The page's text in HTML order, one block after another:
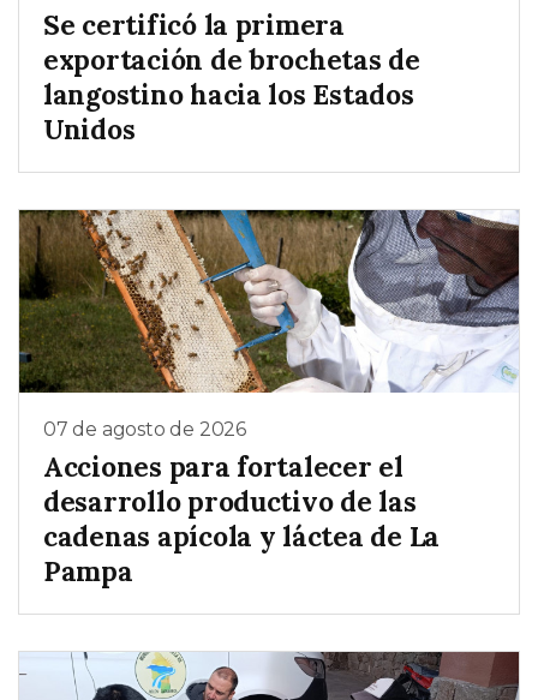
Se certificó la primera
exportación de brochetas de
langostino hacia los Estados
Unidos
07 de agosto de 2026
Acciones para fortalecer el
desarrollo productivo de las
cadenas apícola y láctea de La
Pampa